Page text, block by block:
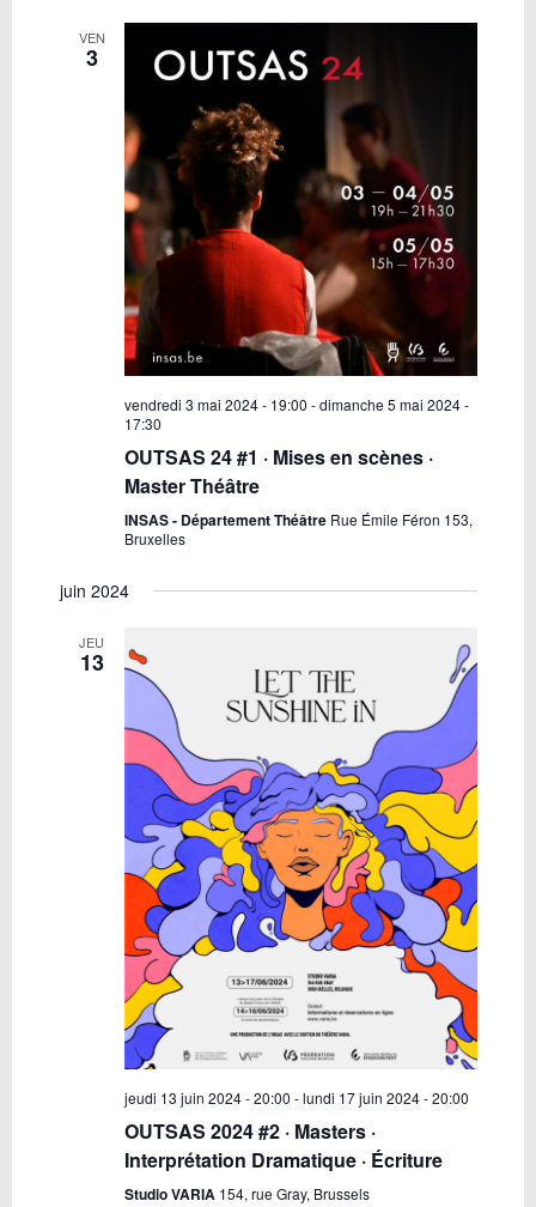
VEN
3
vendredi 3 mai 2024 - 19:00 -dimanche 5 mai 2024 -
17:30
OUTSAS 24 #1 · Mises en scènes ·
Master Théâtre
INSAS - Département Théâtre Rue Émile Féron 153,
Bruxelles
juin 2024
JEU
13
jeudi 13 juin 2024 - 20:00 -lundi 17 juin 2024 - 20:00
OUTSAS 2024 #2 · Masters ·
Interprétation Dramatique · Écriture
Studio VARIA 154, rue Gray, Brussels